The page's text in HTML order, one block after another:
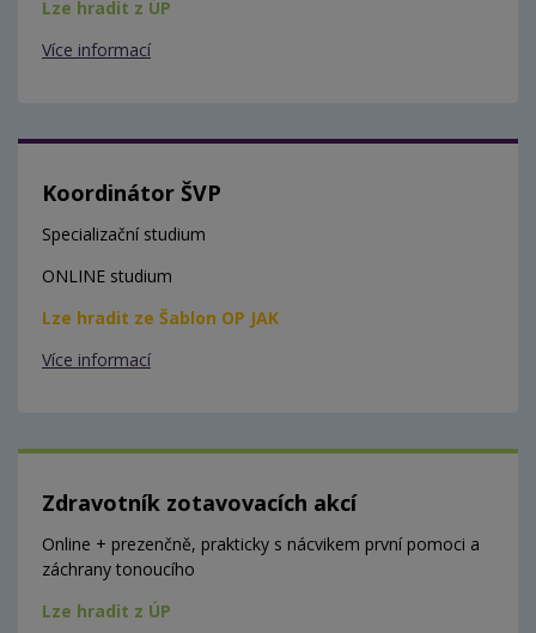
Lze hradit z ÚP
Více informací
Koordinátor ŠVP
Specializační studium
ONLINE studium
Lze hradit ze Šablon OP JAK
Více informací
Zdravotník zotavovacích akcí
Online + prezenčně, prakticky s nácvikem první pomoci a
záchrany tonoucího
Lze hradit z ÚP